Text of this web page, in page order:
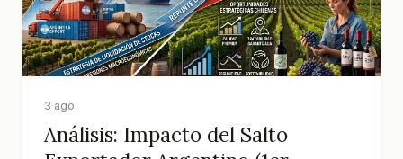
3 ago.
Análisis: Impacto del Salto